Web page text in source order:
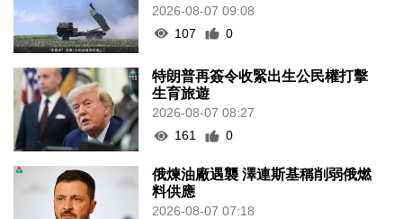
2026-08-07 09:08
107
0
特朗普再簽令收緊出生公民權打擊
生育旅遊
2026-08-07 08:27
161
0
俄煉油廠遇襲 澤連斯基稱削弱俄燃
料供應
2026-08-07 07:18